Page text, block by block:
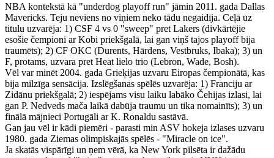
NBA kontekstā kā "underdog playoff run" jāmin 2011. gada Dallas
Mavericks. Teju neviens no viņiem neko tādu negaidīja. Ceļā uz
titulu uzvarēja: 1) CSF 4 vs 0 "sweep" pret Lakers (divkārtējie
esošie čempioni ar Kobi priekšgalā, lai gan viņš tajos playoff bija
traumēts); 2) CF OKC (Durents, Hārdens, Vestbruks, Ibaka); 3) un
F, protams, uzvara pret Heat lielo trio (Lebron, Wade, Bosh).
Vēl var minēt 2004. gada Grieķijas uzvaru Eiropas čempionātā, kas
bija milzīga sensācija. Izslēgšanas spēlēs uzvarēja: 1) Franciju ar
Zidānu priekšgalā; 2) iespējams visu laiku labāko Čehijas izlasi, lai
gan P. Nedveds mača laikā dabūja traumu un tika nomainīts); 3) un
finālā mājnieci Portugāli ar K. Ronaldu sastāvā.
Gan jau vēl ir kādi piemēri - parasti min ASV hokeja izlases uzvaru
1980. gada Ziemas olimpiskajās spēlēs - "Miracle on ice".
Ja skatās vispārīgi un ņem vērā, ka New York pilsēta ir dažādu